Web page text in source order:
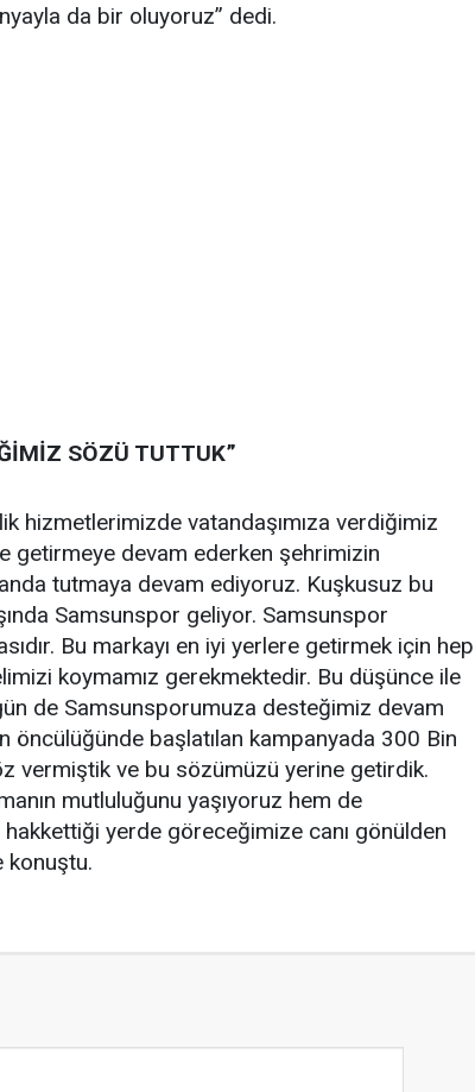
da bir oluyoruz” dedi.
SÖZÜ TUTTUK”
hizmetlerimizde vatandaşımıza verdiğimiz
getirmeye devam ederken şehrimizin
tutmaya devam ediyoruz. Kuşkusuz bu
Samsunspor geliyor. Samsunspor
Bu markayı en iyi yerlere getirmek için hep
koymamız gerekmektedir. Bu düşünce ile
de Samsunsporumuza desteğimiz devam
öncülüğünde başlatılan kampanyada 300 Bin
vermiştik ve bu sözümüzü yerine getirdik.
mutluluğunu yaşıyoruz hem de
yerde göreceğimize canı gönülden
konuştu.